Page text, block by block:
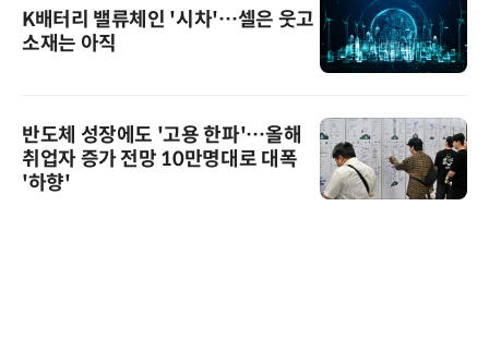
K배터리 밸류체인 '시차'…셀은 웃고
소재는 아직
반도체 성장에도 '고용 한파'…올해
취업자 증가 전망 10만명대로 대폭
'하향'